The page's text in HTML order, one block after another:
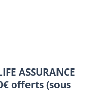
ASSURANCE
offerts (sous